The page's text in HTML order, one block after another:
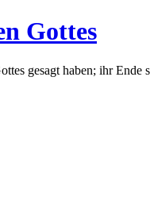
Gottes
gesagt haben; ihr